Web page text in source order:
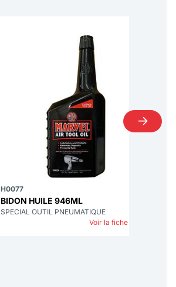
H0077
BIDON HUILE 946ML
SPECIAL OUTIL PNEUMATIQUE
Voir la fiche produit